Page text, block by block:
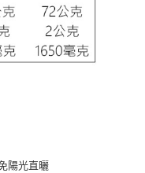
陽光直曬